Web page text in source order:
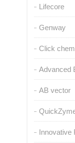
Lifecore
Genway
Click
Advanced
AB vector
Innovative